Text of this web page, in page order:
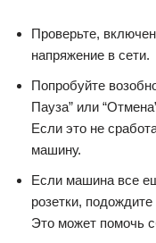
Проверьте,
напряжение в сети.
Попробуйте
Пауза” или
Если это не
машину.
Если машина все
розетки,
Это может помочь